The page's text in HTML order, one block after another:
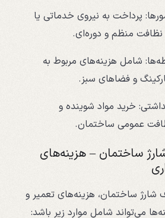
پرداخت به نیروی خدماتی یا
منظم و دوره‌ای.
شامل هزینه‌های مربوط به
و فضاهای سبز.
خرید مواد شوینده و
عمومی ساختمان.
ساختمان – هزینه‌های
ساختمان، هزینه‌های تعمیر و
می‌تواند شامل موارد زیر باشد: